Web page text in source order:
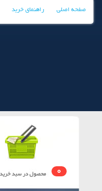
صفحه اصلی راهنمای خرید
0